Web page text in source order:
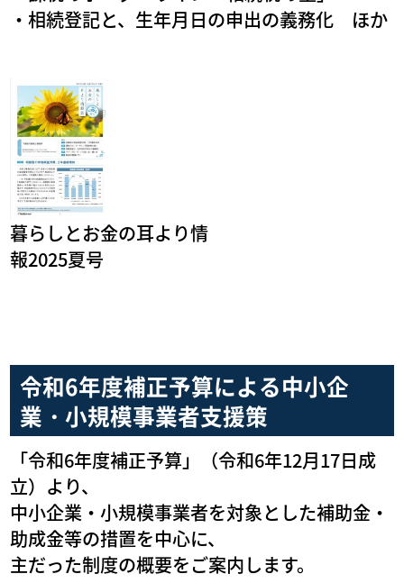
・相続登記と、生年月日の申出の義務化 ほか
暮らしとお金の耳より情
報2025夏号
令和6年度補正予算による中小企
業・小規模事業者支援策
「令和6年度補正予算」（令和6年12月17日成
立）より、
中小企業・小規模事業者を対象とした補助金・
助成金等の措置を中心に、
主だった制度の概要をご案内します。